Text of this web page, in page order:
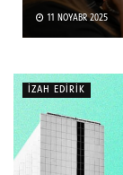
11 NOYABR 2025
İZAH EDIRIK